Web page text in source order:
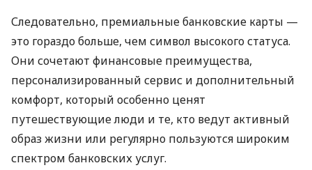
Следовательно, премиальные банковские карты —
это гораздо больше, чем символ высокого статуса.
Они сочетают финансовые преимущества,
персонализированный сервис и дополнительный
комфорт, который особенно ценят
путешествующие люди и те, кто ведут активный
образ жизни или регулярно пользуются широким
спектром банковских услуг.